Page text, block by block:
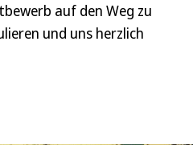
auf den Weg zu
und uns herzlich